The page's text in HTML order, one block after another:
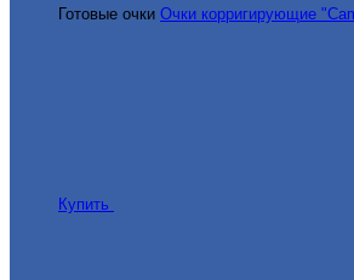
Готовые очки Очки корригирующие
Купить